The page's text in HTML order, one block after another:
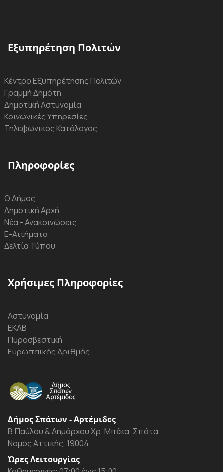
Εξυπηρέτηση Πολιτών
Κέντρο Εξυπηρέτησης Πολιτών
Γραμμή Δημότη
Δημοτική Αστυνομία
Κοινωνικές Υπηρεσίες
Τηλεφωνικός Κατάλογος
Πληροφορίες
Ο Δήμος
Δημοτική Αρχή
Νέα - Ανακοινώσεις
Ε-Αιτήματα
Δελτία Τύπου
Χρήσιμες Πληροφορίες
Αστυνομία
ΕΚΑΒ
Πυροσβεστική
Ευρωπαϊκός Αριθμός
Δήμος Σπάτων - Αρτέμιδος
Β.Παύλου & Δημάρχου Χρ. Μπέκα, Σπάτα,
Νομός Αττικής, 19004
Ώρες Λειτουργίας